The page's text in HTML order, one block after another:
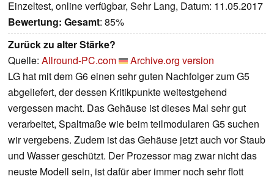
Einzeltest, online verfügbar, Sehr Lang, Datum: 11.05.2017
Bewertung: Gesamt: 85%
Zurück zu alter Stärke?
Quelle: Allround-PC.com
Archive.org version
LG hat mit dem G6 einen sehr guten Nachfolger zum G5
abgeliefert, der dessen Kritikpunkte weitestgehend
vergessen macht. Das Gehäuse ist dieses Mal sehr gut
verarbeitet, Spaltmaße wie beim teilmodularen G5 suchen
wir vergebens. Zudem ist das Gehäuse jetzt auch vor Staub
und Wasser geschützt. Der Prozessor mag zwar nicht das
neuste Modell sein, ist dafür aber immer noch sehr flott